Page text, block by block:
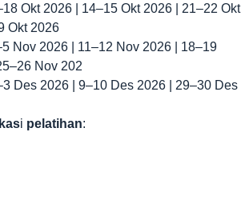
Okt 2026 | 14–15 Okt 2026 | 21–22 Okt
Okt 2026
Nov 2026 | 11–12 Nov 2026 | 18–19
Nov 202
Des 2026 | 9–10 Des 2026 | 29–30 Des
i pelatihan: